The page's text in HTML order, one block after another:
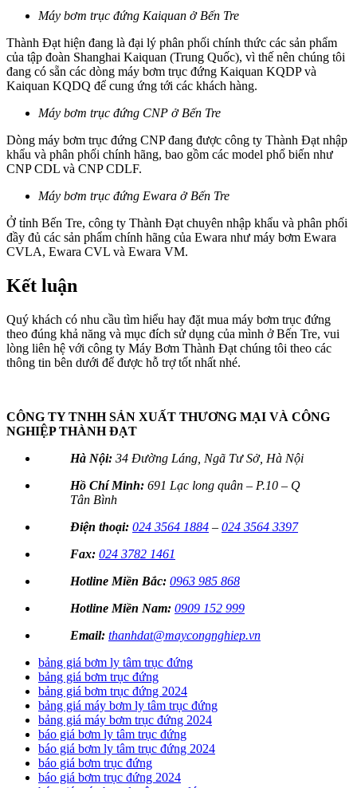
Máy bơm trục đứng Kaiquan ở Bến Tre
Thành Đạt hiện đang là đại lý phân phối chính thức các sản phẩm
của tập đoàn Shanghai Kaiquan (Trung Quốc), vì thế nên chúng tôi
đang có sẵn các dòng máy bơm trục đứng Kaiquan KQDP và
Kaiquan KQDQ để cung ứng tới các khách hàng.
Máy bơm trục đứng CNP ở Bến Tre
Dòng máy bơm trục đứng CNP đang được công ty Thành Đạt nhập
khẩu và phân phối chính hãng, bao gồm các model phổ biến như
CNP CDL và CNP CDLF.
Máy bơm trục đứng Ewara ở Bến Tre
Ở tỉnh Bến Tre, công ty Thành Đạt chuyên nhập khẩu và phân phối
đầy đủ các sản phẩm chính hãng của Ewara như máy bơm Ewara
CVLA, Ewara CVL và Ewara VM.
Kết luận
Quý khách có nhu cầu tìm hiểu hay đặt mua máy bơm trục đứng
theo đúng khả năng và mục đích sử dụng của mình ở Bến Tre, vui
lòng liên hệ với công ty Máy Bơm Thành Đạt chúng tôi theo các
thông tin bên dưới để được hỗ trợ tốt nhất nhé.
CÔNG TY TNHH SẢN XUẤT THƯƠNG MẠI VÀ CÔNG
NGHIỆP THÀNH ĐẠT
Hà Nội: 34 Đường Láng, Ngã Tư Sở, Hà Nội
Hồ Chí Minh: 691 Lạc long quân – P.10 – Q
Tân Bình
Điện thoại: 024 3564 1884 – 024 3564 3397
Fax: 024 3782 1461
Hotline Miền Bắc: 0963 985 868
Hotline Miền Nam: 0909 152 999
Email: thanhdat@maycongnghiep.vn
bảng giá bơm ly tâm trục đứng
bảng giá bơm trục đứng
bảng giá bơm trục đứng 2024
bảng giá máy bơm ly tâm trục đứng
bảng giá máy bơm trục đứng 2024
báo giá bơm ly tâm trục đứng
báo giá bơm ly tâm trục đứng 2024
báo giá bơm trục đứng
báo giá bơm trục đứng 2024